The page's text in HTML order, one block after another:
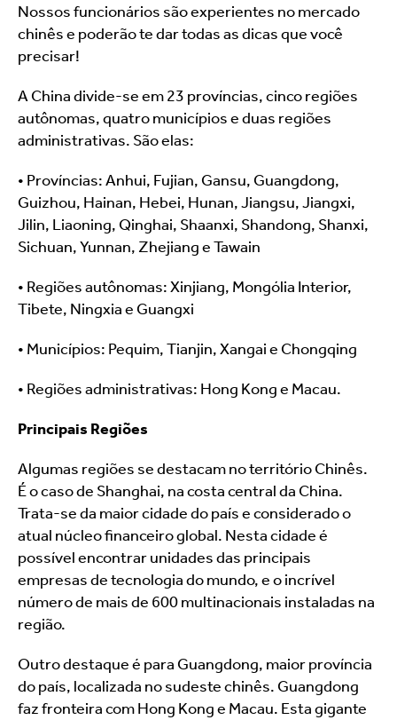
Nossos funcionários são experientes no mercado
chinês e poderão te dar todas as dicas que você
precisar!
A China divide-se em 23 províncias, cinco regiões
autônomas, quatro municípios e duas regiões
administrativas. São elas:
• Províncias: Anhui, Fujian, Gansu, Guangdong,
Guizhou, Hainan, Hebei, Hunan, Jiangsu, Jiangxi,
Jilin, Liaoning, Qinghai, Shaanxi, Shandong, Shanxi,
Sichuan, Yunnan, Zhejiang e Tawain
• Regiões autônomas: Xinjiang, Mongólia Interior,
Tibete, Ningxia e Guangxi
• Municípios: Pequim, Tianjin, Xangai e Chongqing
• Regiões administrativas: Hong Kong e Macau.
Principais Regiões
Algumas regiões se destacam no território Chinês.
É o caso de Shanghai, na costa central da China.
Trata-se da maior cidade do país e considerado o
atual núcleo financeiro global. Nesta cidade é
possível encontrar unidades das principais
empresas de tecnologia do mundo, e o incrível
número de mais de 600 multinacionais instaladas na
região.
Outro destaque é para Guangdong, maior província
do país, localizada no sudeste chinês. Guangdong
faz fronteira com Hong Kong e Macau. Esta gigante